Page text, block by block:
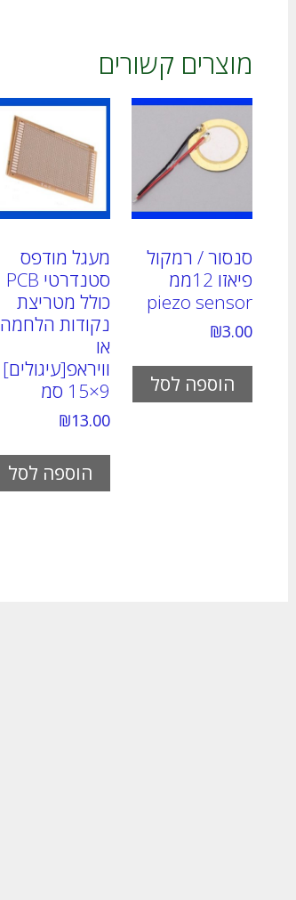
מוצרים קשורים
סנסור / רמקול
פיאזו 12ממ
piezo sensor
₪3.00
הוספה לסל
מעגל מודפס
סטנדרטי PCB
כולל מטריצת
נקודות הלחמה
או
וויראפ[עיגולים]
9×15 סמ
₪13.00
הוספה לסל